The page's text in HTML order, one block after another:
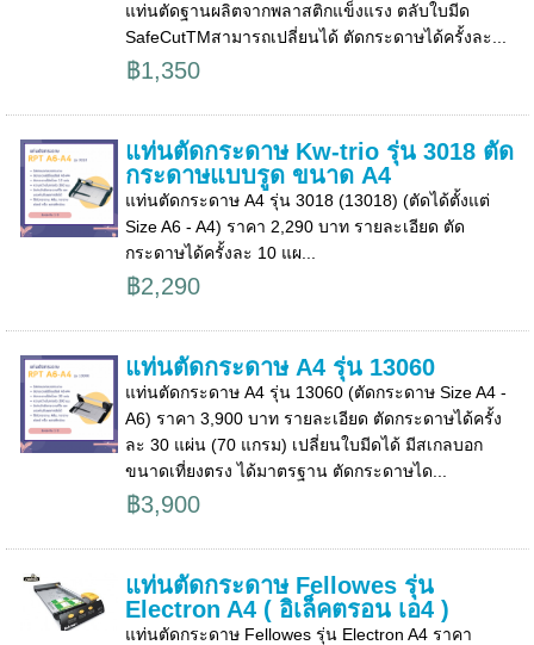
แท่นตัดฐานผลิตจากพลาสติกแข็งแรง ตลับใบมีด
SafeCutTMสามารถเปลี่ยนได้ ตัดกระดาษได้ครั้งละ...
฿1,350
แท่นตัดกระดาษ Kw-trio รุ่น 3018 ตัด
กระดาษแบบรูด ขนาด A4
แท่นตัดกระดาษ A4 รุ่น 3018 (13018) (ตัดได้ตั้งแต่
Size A6 - A4) ราคา 2,290 บาท รายละเอียด ตัด
กระดาษได้ครั้งละ 10 แผ...
฿2,290
แท่นตัดกระดาษ A4 รุ่น 13060
แท่นตัดกระดาษ A4 รุ่น 13060 (ตัดกระดาษ Size A4 -
A6) ราคา 3,900 บาท รายละเอียด ตัดกระดาษได้ครั้ง
ละ 30 แผ่น (70 แกรม) เปลี่ยนใบมีดได้ มีสเกลบอก
ขนาดเที่ยงตรง ได้มาตรฐาน ตัดกระดาษได...
฿3,900
แท่นตัดกระดาษ Fellowes รุ่น
Electron A4 ( อิเล็คตรอน เอ4 )
แท่นตัดกระดาษ Fellowes รุ่น Electron A4 ราคา